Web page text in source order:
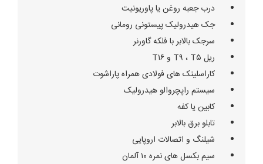
درب جعبه روغن یا پاوریونیت
جک هیدرولیک پیستونی رومانی
سرجک بالابر با فلکه گاورنر
ریل T۹ ، T۵ و T۱۶
کاراسلینک های فولادی همراه پاراشوت
سیستم راپچروالو هیدرولیک
کابین یا کفه
تابلو برق بالابر
شیلنگ و اتصالات اروپایی
سیم بکسل های نمره ۱۰ آلمان